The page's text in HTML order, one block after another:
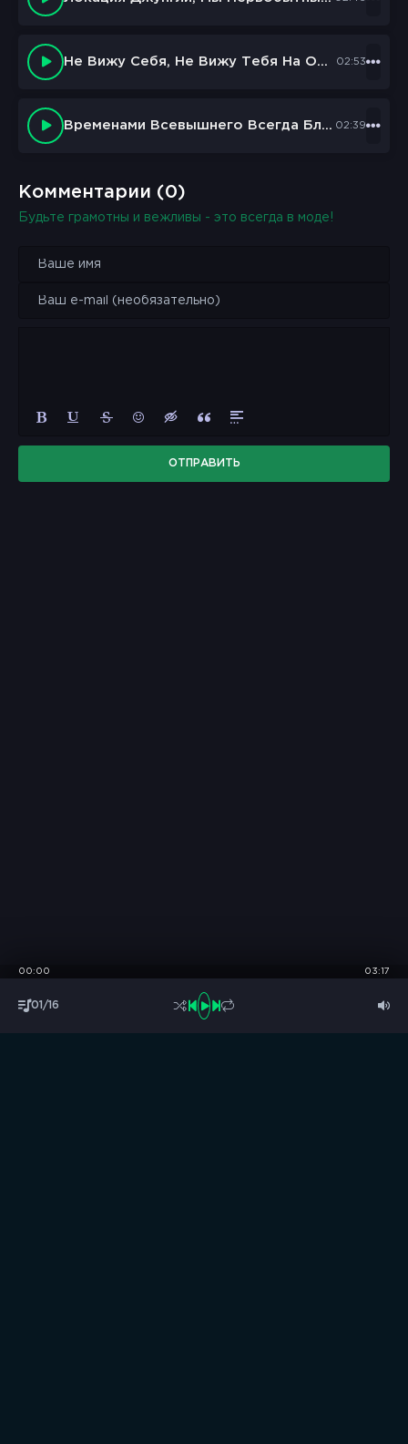
Не Вижу Себя, Не Вижу Тебя На Одной Картине 02:53
Временами Всевышнего Всегда Благодарю 02:39
Комментарии (0)
Будьте грамотны и вежливы - это всегда в моде!
ОТПРАВИТЬ
01/16
00:00 03:17